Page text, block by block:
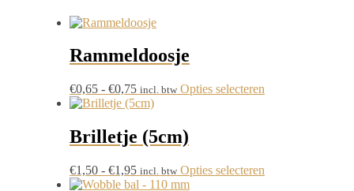
Rammeldoosje
€0,65 - €0,75Prijsklasse:
€0,65
€0,75
incl. btw Opties selecteren
optie
Brilletje (5cm)
€1,50 - €1,95Prijsklasse:
€1,50
incl. btw Opties selecteren